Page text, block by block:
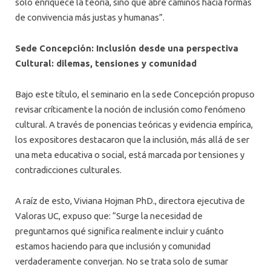
de convivencia más justas y humanas”.
Sede Concepción: Inclusión desde una perspectiva
Cultural: dilemas, tensiones y comunidad
Bajo este título, el seminario en la sede Concepción propuso
revisar críticamente la noción de inclusión como fenómeno
cultural. A través de ponencias teóricas y evidencia empírica,
los expositores destacaron que la inclusión, más allá de ser
una meta educativa o social, está marcada por tensiones y
contradicciones culturales.
A raíz de esto, Viviana Hojman PhD., directora ejecutiva de
Valoras UC, expuso que: “Surge la necesidad de
preguntarnos qué significa realmente incluir y cuánto
estamos haciendo para que inclusión y comunidad
verdaderamente converjan. No se trata solo de sumar